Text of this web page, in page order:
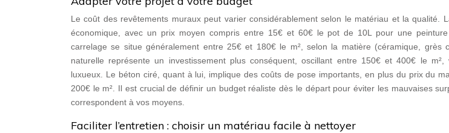
Le coût des revêtements muraux peut varier considérablement selon le matériau et la qualité.
économique, avec un prix moyen compris entre 15€ et 60€ le pot de 10L pour une
carrelage se situe généralement entre 25€ et 180€ le m², selon la matière (céramique, grès
naturelle représente un investissement plus conséquent, oscillant entre 150€ et 400€ le
luxueux. Le béton ciré, quant à lui, implique des coûts de pose importants, en plus du prix du
200€ le m². Il est crucial de définir un budget réaliste dès le départ pour éviter les mauvaises
correspondent à vos moyens.
Faciliter l’entretien : choisir un matériau facile à nettoyer